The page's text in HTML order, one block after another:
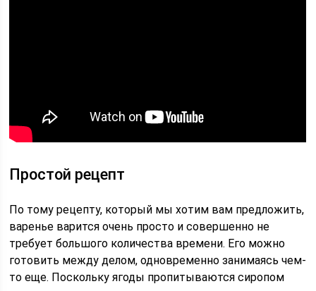
Простой рецепт
По тому рецепту, который мы хотим вам предложить,
варенье варится очень просто и совершенно не
требует большого количества времени. Его можно
готовить между делом, одновременно занимаясь чем-
то еще. Поскольку ягоды пропитываются сиропом